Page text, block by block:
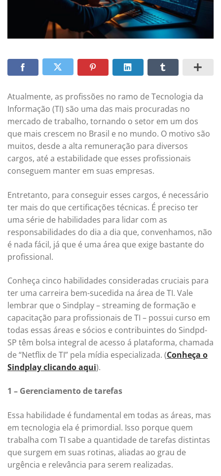
Atualmente, as profissões no ramo de Tecnologia da
Informação (TI) são uma das mais procuradas no
mercado de trabalho, tornando o setor em um dos
que mais crescem no Brasil e no mundo. O motivo são
muitos, desde a alta remuneração para diversos
cargos, até a estabilidade que esses profissionais
conseguem manter em suas empresas.
Entretanto, para conseguir esses cargos, é necessário
ter mais do que certificações técnicas. É preciso ter
uma série de habilidades para lidar com as
responsabilidades do dia a dia que, convenhamos, não
é nada fácil, já que é uma área que exige bastante do
profissional.
Conheça cinco habilidades consideradas cruciais para
ter uma carreira bem-sucedida na área de TI. Vale
lembrar que o Sindplay – streaming de formação e
capacitação para profissionais de TI – possui curso em
todas essas áreas e sócios e contribuintes do Sindpd-
SP têm bolsa integral de acesso á plataforma, chamada
de “Netflix de TI” pela mídia especializada. (Conheça o
Sindplay clicando aqui).
1 – Gerenciamento de tarefas
Essa habilidade é fundamental em todas as áreas, mas
em tecnologia ela é primordial. Isso porque quem
trabalha com TI sabe a quantidade de tarefas distintas
que surgem em suas rotinas, aliadas ao grau de
urgência e relevância para serem realizadas.